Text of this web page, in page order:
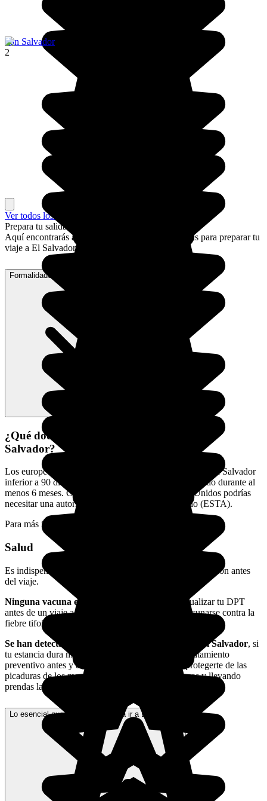
San Salvador
2
Ver todos los lugares
Prepara tu salida a El Salvador
Aquí encontrarás algunos consejos e ideas prácticas para preparar tu
viaje a El Salvador sin estrés.
Formalidades de acceso a El Salvador
¿Qué documentos necesito para viajar a El
Salvador?
Los europeos no necesitan visado para una estancia en El Salvador
inferior a 90 días. Deberás presentar un pasaporte válido durante al
menos 6 meses. Cuidado, si pasas por los Estados Unidos podrías
necesitar una autorización de entrada en el territorio (ESTA).
Para más información consulta
Salud
Es indispensable contratar un seguro de salud y repatriación antes
del viaje.
Ninguna vacuna es obligatoria
pero trata de actualizar tu DPT
antes de un viaje a El Salvador. Se recomienda vacunarse contra la
fiebre tifoidea y hepatitis A y B.
Se han detectado algunos casos de paludismo en El Salvador, si
tu estancia dura más de 7 días, deberás tomar un tratamiento
preventivo antes y después. También tienes que protegerte de las
picaduras de los mosquitos con espráis, mosquiteras y llevando
prendas largas.
Lo esencial que debes saber para ir a El Salvador